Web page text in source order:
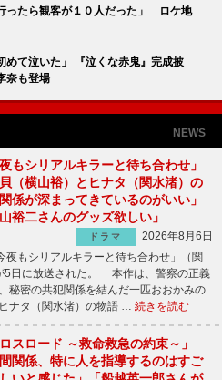
ったら観客が１０人だった」 ロケ地
めて泣いた」 『泣くな赤鬼』完成披
奈も登場
NEWS
夜もシリアルキラーと待ち合わせ」
貝（横山裕）とヒナタ（関水渚）の
係が深まってきているのがいい」
山裕二さんのグッズ欲しい」
ドラマ
2026年8月6日
もシリアルキラーと待ち合わせ」（関
5日に放送された。 本作は、警察の正義
秘密の共犯関係を結んだ一匹おおかみの
ナタ（関水渚）の物語 … 続きを読む
ロスロード ～救命救急の約束～」
間関係、特に人を指導するのはすご